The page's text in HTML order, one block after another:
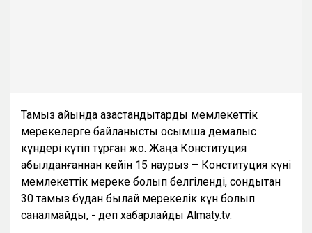
Тамыз айында қазақстандықтарды мемлекеттік
мерекелерге байланысты қосымша демалыс
күндері күтіп тұрған жоқ. Жаңа Конституция
қабылданғаннан кейін 15 наурыз – Конституция күні
мемлекеттік мереке болып белгіленді, сондықтан
30 тамыз бұдан былай мерекелік күн болып
саналмайды, - деп хабарлайды Almaty.tv.